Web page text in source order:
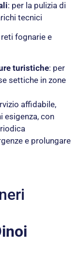
: per la pulizia di
tecnici
fognarie e
turistiche: per
settiche in zone
affidabile,
esigenza, con
e prolungare